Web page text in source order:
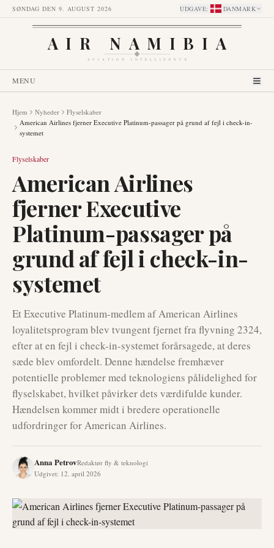
SØNDAG DEN 9. AUGUST 2026 UDGAVE: DANMARK
AIR NAMIBIA
AVIATION INTELLIGENCE
MENU
Hjem Nyheder
Flyselskaber
American Airlines fjerner Executive Platinum-passager på grund af fejl i check-in-
systemet
Flyselskaber
American Airlines
fjerner Executive
Platinum-passager på
grund af fejl i check-in-
systemet
Et Executive Platinum-medlem af American Airlines
loyalitetsprogram blev tvungent fjernet fra flyvning 2324,
efter at en fejl i check-in-systemet forårsagede, at deres
sæde blev omfordelt. Denne hændelse fremhæver
potentielle problemer med teknologiens pålidelighed for
flyselskabet, hvilket påvirker dets værdifulde kunder.
Hændelsen kommer midt i bredere operationelle
udfordringer for American Airlines.
Anna PetrovRedaktør fly & teknologi
Udgivet: 12. april 2026